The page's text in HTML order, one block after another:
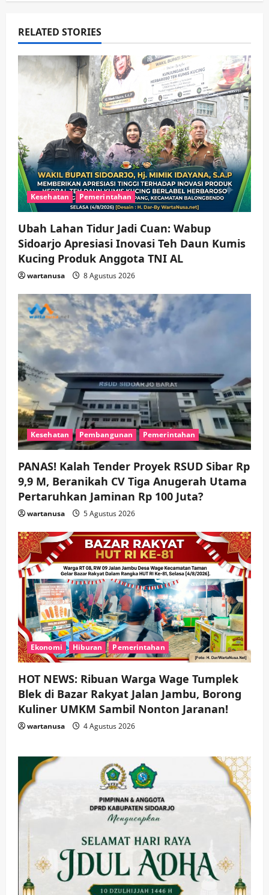
i
g
i
o
n
RELATED STORIES
Kesehatan Pemerintahan
Ubah Lahan Tidur Jadi Cuan: Wabup
Sidoarjo Apresiasi Inovasi Teh Daun Kumis
Kucing Produk Anggota TNI AL
wartanusa 8 Agustus 2026
Kesehatan Pembangunan Pemerintahan
PANAS! Kalah Tender Proyek RSUD Sibar Rp
9,9 M, Beranikah CV Tiga Anugerah Utama
Pertaruhkan Jaminan Rp 100 Juta?
wartanusa 5 Agustus 2026
Ekonomi Hiburan Pemerintahan
HOT NEWS: Ribuan Warga Wage Tumplek
Blek di Bazar Rakyat Jalan Jambu, Borong
Kuliner UMKM Sambil Nonton Jaranan!
wartanusa 4 Agustus 2026